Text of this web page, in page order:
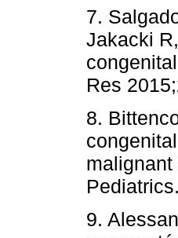
7.
Jakacki
Res
8.
9.